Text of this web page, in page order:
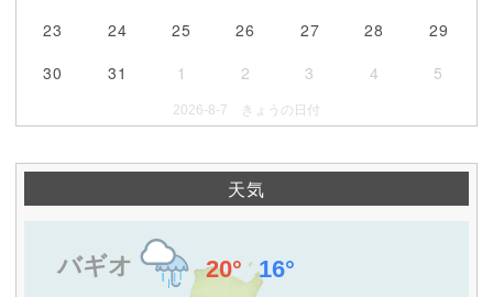
23
24 25 26 27 28
29
30
31 1 2 3 4 5
2026-8-7 きょうの日付
天気